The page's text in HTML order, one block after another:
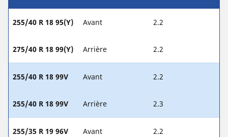
255/40 R 18 95(Y) Avant 2.2
275/40 R 18 99(Y) Arrière 2.2
255/40 R 18 99V Avant 2.2
255/40 R 18 99V Arrière 2.3
255/35 R 19 96V Avant 2.2